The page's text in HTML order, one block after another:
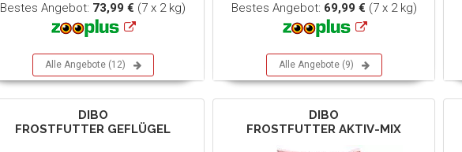
Bestes Angebot: 73,99 € (7 x 2 kg)
Alle Angebote (12)
Bestes Angebot: 69,99 € (7 x 2 kg)
Alle Angebote (9)
DIBO
FROSTFUTTER GEFLÜGEL
DIBO
FROSTFUTTER AKTIV-MIX